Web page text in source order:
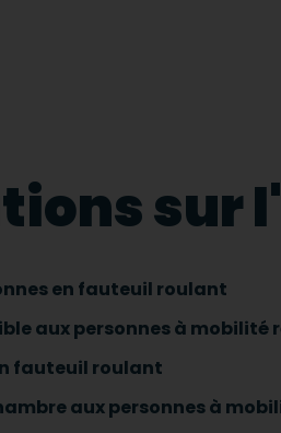
sur
en fauteuil roulant
aux personnes à mobilité
fauteuil roulant
aux personnes à